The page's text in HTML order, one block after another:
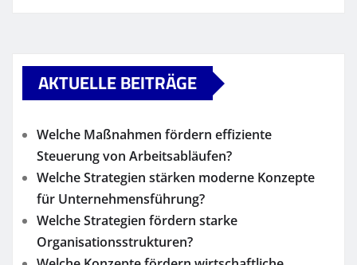
AKTUELLE BEITRÄGE
Welche Maßnahmen fördern effiziente
Steuerung von Arbeitsabläufen?
Welche Strategien stärken moderne Konzepte
für Unternehmensführung?
Welche Strategien fördern starke
Organisationsstrukturen?